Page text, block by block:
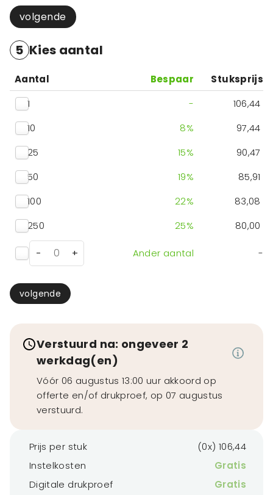
volgende
5 Kies aantal
Aantal Bespaar
Stuksprijs
1
-
106,44
10
8%
97,44
25
15%
90,47
50
19%
85,91
100
22%
83,08
250
25% 80,00
- + Ander aantal -
volgende
Verstuurd na: ongeveer 2
werkdag(en)
Vóór 06 augustus 13:00 uur akkoord op
offerte en/of drukproef, op 07 augustus
verstuurd.
Prijs per stuk
(0x) 106,44
Instelkosten
Gratis
Digitale drukproef
Gratis